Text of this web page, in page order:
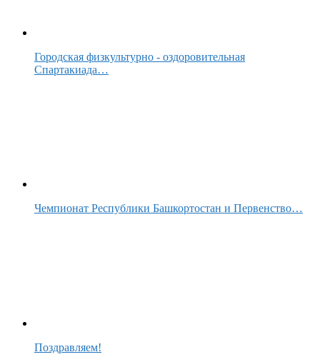
Городская физкультурно - оздоровительная
Спартакиада…
Чемпионат Республики Башкортостан и Первенство…
Поздравляем!